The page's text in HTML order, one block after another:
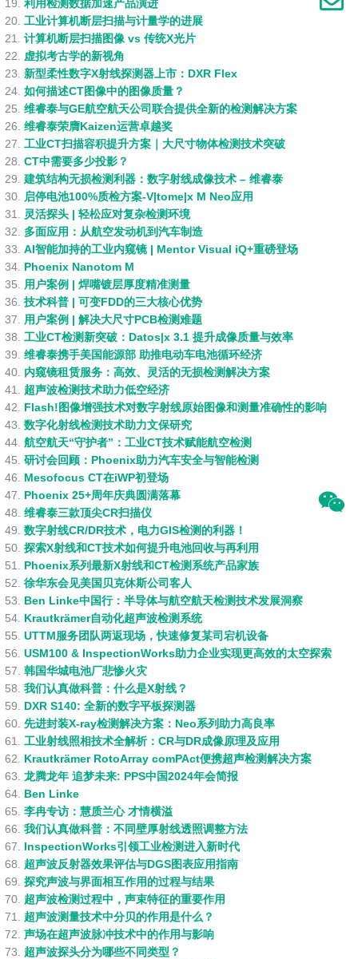
利用检测数据加速产品演进
工业计算机断层扫描与计量学的进展
计算机断层扫描图像 vs 传统X光片
虚拟考古学的新视角
新型柔性数字X射线探测器上市：DXR Flex
如何描述CT图像中的图像质量？
维睿泰与GE航空航天公司联合提供全新的检测解决方案
维睿泰荣膺Kaizen运营卓越奖
工业CT扫描容积提升方案｜大尺寸物体检测技术突破
CT中需要多少投影？
建筑结构无损检测利器：数字射线成像技术 – 维睿泰
启停电池100%质检方案-V|tome|x M Neo应用
灵活探头 | 轻松应对复杂检测环境
多面应用：从航空发动机到汽车制造
AI智能加持的工业内窥镜 | Mentor Visual iQ+重磅登场
Phoenix Nanotom M
用户案例 | 焊嘴镀层厚度精准测量
技术科普 | 可变FDD的三大核心优势
用户案例 | 解决大尺寸PCB检测难题
工业CT检测新突破：Datos|x 3.1 提升成像质量与效率
维睿泰携手美国能源部 助推电动车电池循环经济
内窥镜租赁服务：高效、灵活的无损检测解决方案
超声波检测技术助力低空经济
Flash!图像增强技术对数字射线原始图像和测量准确性的影响
数字化射线检测技术助力文保研究
航空航天“守护者”：工业CT技术赋能航空检测
研讨会回顾：Phoenix助力汽车安全与智能检测
Mesofocus CT在iWP初登场
Phoenix 25+周年庆典圆满落幕
维睿泰三款顶尖CR扫描仪
数字射线CR/DR技术，电力GIS检测的利器！
探索X射线和CT技术如何提升电池回收与再利用
Phoenix系列最新X射线和CT检测系统产品家族
徐华东会见美国贝克休斯公司客人
Ben Linke中国行：半导体与航空航天检测技术发展洞察
Krautkrämer自动化超声波检测系统
UTTM服务团队两返现场，快速修复某司宕机设备
USM100 & InspectionWorks助力企业实现更高效的太空探索
韩国华城电池厂悲惨火灾
我们认真做科普：什么是X射线？
DXR S140: 全新的数字平板探测器
先进封装X-ray检测解决方案：Neo系列助力高良率
工业射线照相技术全解析：CR与DR成像原理及应用
Krautkrämer RotoArray comPAct便携超声检测解决方案
龙腾龙年 追梦未来: PPS中国2024年会简报
Ben Linke
李冉专访：慧质兰心 才情横溢
我们认真做科普：不同壁厚射线透照调整方法
InspectionWorks引领工业检测进入新时代
超声波反射器效果评估与DGS图表应用指南
探究声波与界面相互作用的过程与结果
超声波检测过程中，声束特征的重要作用
超声波测量技术中分贝的作用是什么？
声场在超声波脉冲技术中的作用与影响
超声波探头分为哪些不同类型？